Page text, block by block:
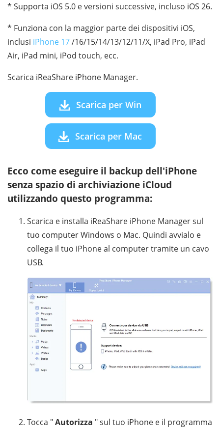
* Supporta iOS 5.0 e versioni successive, incluso iOS 26.
* Funziona con la maggior parte dei dispositivi iOS,
inclusi iPhone 17/16/15/14/13/12/11/X, iPad Pro, iPad
Air, iPad mini, iPod touch, ecc.
Scarica iReaShare iPhone Manager.
Scarica per Win
Scarica per Mac
Ecco come eseguire il backup dell'iPhone
senza spazio di archiviazione iCloud
utilizzando questo programma:
Scarica e installa iReaShare iPhone Manager sul
tuo computer Windows o Mac. Quindi avvialo e
collega il tuo iPhone al computer tramite un cavo
USB.
Tocca "Autorizza " sul tuo iPhone e il programma